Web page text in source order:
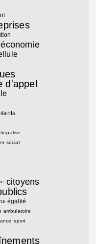
économie
d'appel
social
citoyens
égalité
ambulatoire
sport